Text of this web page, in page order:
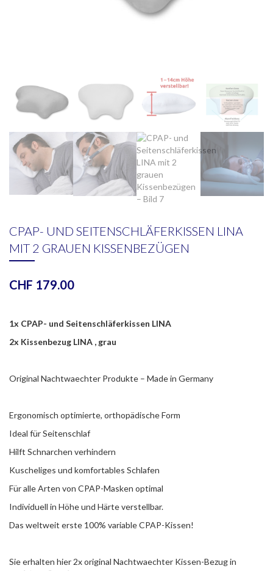
CPAP- UND SEITENSCHLÄFERKISSEN LINA
MIT 2 GRAUEN KISSENBEZÜGEN
CHF 179.00
1x CPAP- und Seitenschläferkissen LINA
2x Kissenbezug LINA , grau
Original Nachtwaechter Produkte – Made in Germany
Ergonomisch optimierte, orthopädische Form
Ideal für Seitenschlaf
Hilft Schnarchen verhindern
Kuscheliges und komfortables Schlafen
Für alle Arten von CPAP-Masken optimal
Individuell in Höhe und Härte verstellbar.
Das weltweit erste 100% variable CPAP-Kissen!
Sie erhalten hier 2x original Nachtwaechter Kissen-Bezug in